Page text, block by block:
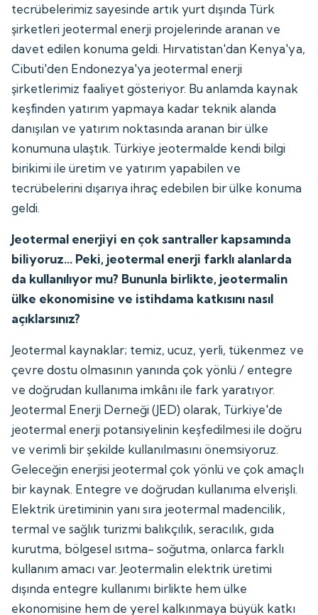
tecrübelerimiz sayesinde artık yurt dışında Türk
şirketleri jeotermal enerji projelerinde aranan ve
davet edilen konuma geldi. Hırvatistan'dan Kenya'ya,
Cibuti'den Endonezya'ya jeotermal enerji
şirketlerimiz faaliyet gösteriyor. Bu anlamda kaynak
keşfinden yatırım yapmaya kadar teknik alanda
danışılan ve yatırım noktasında aranan bir ülke
konumuna ulaştık. Türkiye jeotermalde kendi bilgi
birikimi ile üretim ve yatırım yapabilen ve
tecrübelerini dışarıya ihraç edebilen bir ülke konuma
geldi.
Jeotermal enerjiyi en çok santraller kapsamında
biliyoruz... Peki, jeotermal enerji farklı alanlarda
da kullanılıyor mu? Bununla birlikte, jeotermalin
ülke ekonomisine ve istihdama katkısını nasıl
açıklarsınız?
Jeotermal kaynaklar; temiz, ucuz, yerli, tükenmez ve
çevre dostu olmasının yanında çok yönlü / entegre
ve doğrudan kullanıma imkânı ile fark yaratıyor.
Jeotermal Enerji Derneği (JED) olarak, Türkiye'de
jeotermal enerji potansiyelinin keşfedilmesi ile doğru
ve verimli bir şekilde kullanılmasını önemsiyoruz.
Geleceğin enerjisi jeotermal çok yönlü ve çok amaçlı
bir kaynak. Entegre ve doğrudan kullanıma elverişli.
Elektrik üretiminin yanı sıra jeotermal madencilik,
termal ve sağlık turizmi balıkçılık, seracılık, gıda
kurutma, bölgesel ısıtma- soğutma, onlarca farklı
kullanım amacı var. Jeotermalin elektrik üretimi
dışında entegre kullanımı birlikte hem ülke
ekonomisine hem de yerel kalkınmaya büyük katkı